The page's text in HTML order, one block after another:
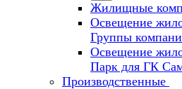
Жилищные
Освещение
Группы
Освещение
Парк для ГК
Производственные